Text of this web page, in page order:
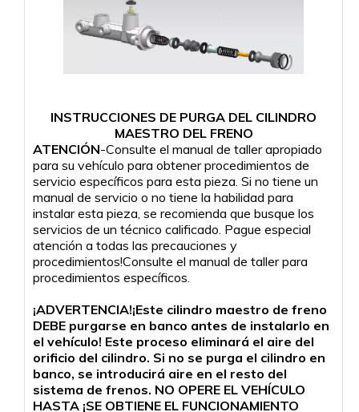
INSTRUCCIONES DE PURGA DEL CILINDRO
MAESTRO DEL FRENO
ATENCIÓN-Consulte el manual de taller apropiado
para su vehículo para obtener procedimientos de
servicio específicos para esta pieza. Si no tiene un
manual de servicio o no tiene la habilidad para
instalar esta pieza, se recomienda que busque los
servicios de un técnico calificado. Pague especial
atención a todas las precauciones y
procedimientos!Consulte el manual de taller para
procedimientos específicos.
¡ADVERTENCIA!¡Este cilindro maestro de freno
DEBE purgarse en banco antes de instalarlo en
el vehículo! Este proceso eliminará el aire del
orificio del cilindro. Si no se purga el cilindro en
banco, se introducirá aire en el resto del
sistema de frenos. NO OPERE EL VEHÍCULO
HASTA ¡SE OBTIENE EL FUNCIONAMIENTO